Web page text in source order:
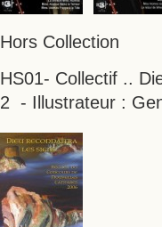
Hors Collection
HS01- Collectif ..
2 - Illustrateur :